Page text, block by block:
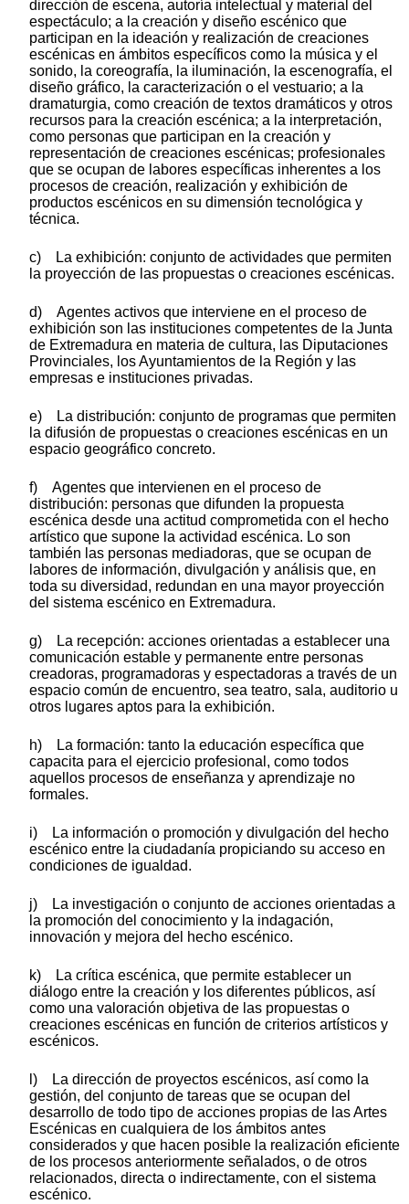
dirección de escena, autoría intelectual y material del
espectáculo; a la creación y diseño escénico que
participan en la ideación y realización de creaciones
escénicas en ámbitos específicos como la música y el
sonido, la coreografía, la iluminación, la escenografía, el
diseño gráfico, la caracterización o el vestuario; a la
dramaturgia, como creación de textos dramáticos y otros
recursos para la creación escénica; a la interpretación,
como personas que participan en la creación y
representación de creaciones escénicas; profesionales
que se ocupan de labores específicas inherentes a los
procesos de creación, realización y exhibición de
productos escénicos en su dimensión tecnológica y
técnica.
c) La exhibición: conjunto de actividades que permiten
la proyección de las propuestas o creaciones escénicas.
d) Agentes activos que interviene en el proceso de
exhibición son las instituciones competentes de la Junta
de Extremadura en materia de cultura, las Diputaciones
Provinciales, los Ayuntamientos de la Región y las
empresas e instituciones privadas.
e) La distribución: conjunto de programas que permiten
la difusión de propuestas o creaciones escénicas en un
espacio geográfico concreto.
f) Agentes que intervienen en el proceso de
distribución: personas que difunden la propuesta
escénica desde una actitud comprometida con el hecho
artístico que supone la actividad escénica. Lo son
también las personas mediadoras, que se ocupan de
labores de información, divulgación y análisis que, en
toda su diversidad, redundan en una mayor proyección
del sistema escénico en Extremadura.
g) La recepción: acciones orientadas a establecer una
comunicación estable y permanente entre personas
creadoras, programadoras y espectadoras a través de un
espacio común de encuentro, sea teatro, sala, auditorio u
otros lugares aptos para la exhibición.
h) La formación: tanto la educación específica que
capacita para el ejercicio profesional, como todos
aquellos procesos de enseñanza y aprendizaje no
formales.
i) La información o promoción y divulgación del hecho
escénico entre la ciudadanía propiciando su acceso en
condiciones de igualdad.
j) La investigación o conjunto de acciones orientadas a
la promoción del conocimiento y la indagación,
innovación y mejora del hecho escénico.
k) La crítica escénica, que permite establecer un
diálogo entre la creación y los diferentes públicos, así
como una valoración objetiva de las propuestas o
creaciones escénicas en función de criterios artísticos y
escénicos.
l) La dirección de proyectos escénicos, así como la
gestión, del conjunto de tareas que se ocupan del
desarrollo de todo tipo de acciones propias de las Artes
Escénicas en cualquiera de los ámbitos antes
considerados y que hacen posible la realización eficiente
de los procesos anteriormente señalados, o de otros
relacionados, directa o indirectamente, con el sistema
escénico.